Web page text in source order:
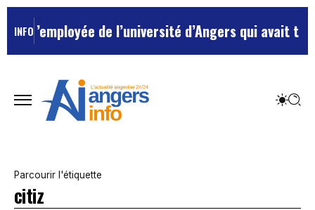
INFO
l’employée de l’université d’Angers qui avait traité
Parcourir l'étiquette
citiz